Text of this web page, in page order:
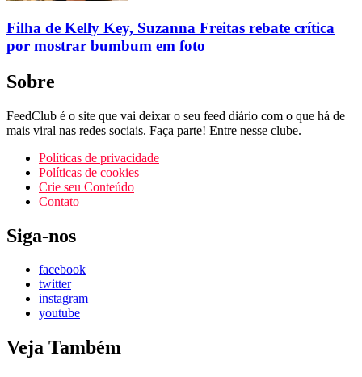
Filha de Kelly Key, Suzanna Freitas rebate crítica
por mostrar bumbum em foto
Sobre
FeedClub é o site que vai deixar o seu feed diário com o que há de
mais viral nas redes sociais. Faça parte! Entre nesse clube.
Políticas de privacidade
Políticas de cookies
Crie seu Conteúdo
Contato
Siga-nos
facebook
twitter
instagram
youtube
Veja Também